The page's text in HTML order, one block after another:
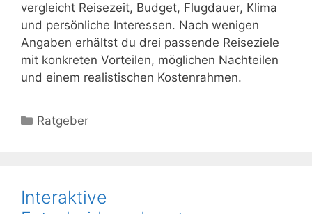
vergleicht Reisezeit, Budget, Flugdauer, Klima
und persönliche Interessen. Nach wenigen
Angaben erhältst du drei passende Reiseziele
mit konkreten Vorteilen, möglichen Nachteilen
und einem realistischen Kostenrahmen.
Kategorien
Ratgeber
Interaktive